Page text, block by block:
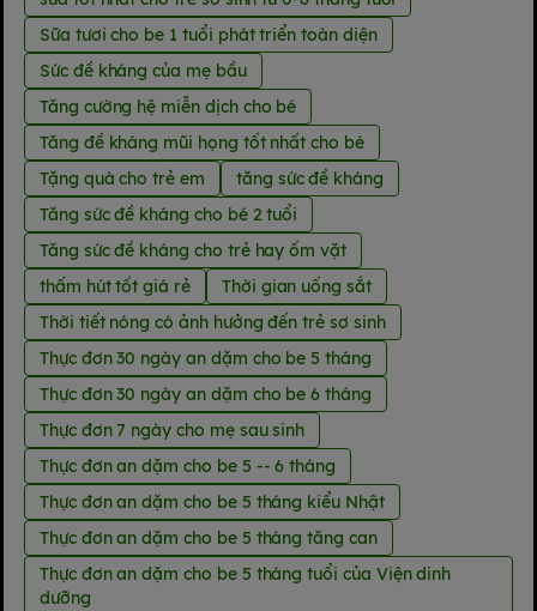
Sữa tươi cho be 1 tuổi phát triển toàn diện
Sức đề kháng của mẹ bầu
Tăng cường hệ miễn dịch cho bé
Tăng đề kháng mũi họng tốt nhất cho bé
Tặng quà cho trẻ em
tăng sức đề kháng
Tăng sức đề kháng cho bé 2 tuổi
Tăng sức đề kháng cho trẻ hay ốm vặt
thấm hút tốt giá rẻ
Thời gian uống sắt
Thời tiết nóng có ảnh hưởng đến trẻ sơ sinh
Thực đơn 30 ngày an dặm cho be 5 tháng
Thực đơn 30 ngày an dặm cho be 6 tháng
Thực đơn 7 ngày cho mẹ sau sinh
Thực đơn an dặm cho be 5 -- 6 tháng
Thực đơn an dặm cho be 5 tháng kiểu Nhật
Thực đơn an dặm cho be 5 tháng tăng can
Thực đơn an dặm cho be 5 tháng tuổi của Viện dinh
dưỡng